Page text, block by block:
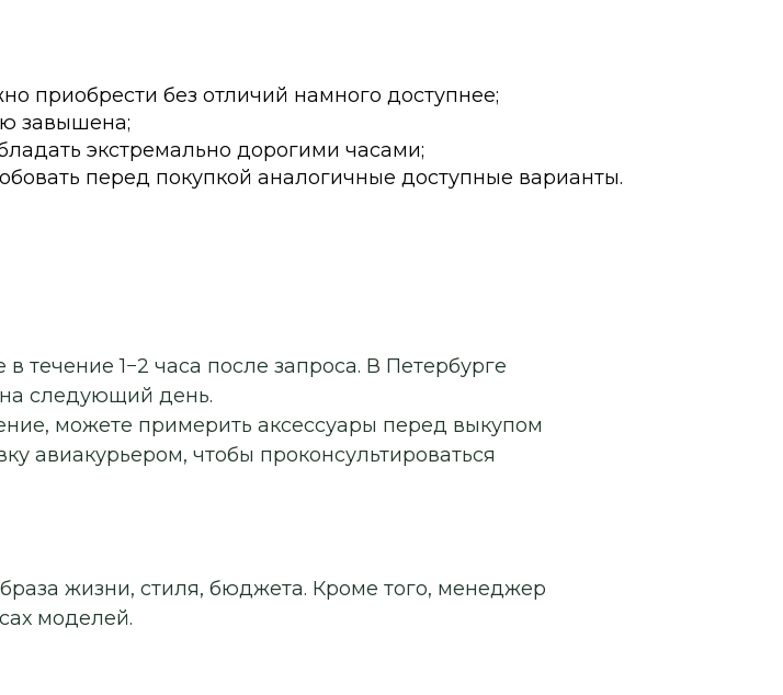
приобрести без отличий намного доступнее;
завышена;
экстремально дорогими часами;
перед покупкой аналогичные доступные варианты.
течение 1−2 часа после запроса. В Петербурге
следующий день.
можете примерить аксессуары перед выкупом
авиакурьером, чтобы проконсультироваться
жизни, стиля, бюджета. Кроме того, менеджер
моделей.